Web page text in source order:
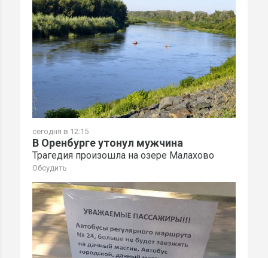
сегодня в 12:15
В Оренбурге утонул мужчина
Трагедия произошла на озере Малахово
Обсудить